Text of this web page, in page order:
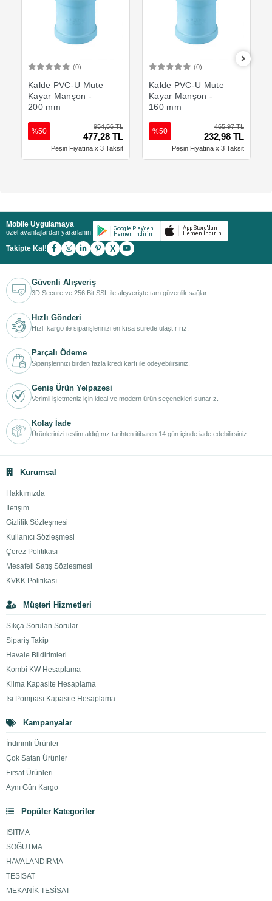
(0)
Kalde PVC-U Mute
Kayar Manşon -
200 mm
954,56 TL
477,28 TL
%50
Peşin Fiyatına x 3 Taksit
(0)
Kalde PVC-U Mute
Kayar Manşon -
160 mm
465,97 TL
232,98 TL
%50
Peşin Fiyatına x 3 Taksit
Mobile Uygulamaya
özel avantajlardan yararlanın!
Takipte Kal! X
Güvenli Alışveriş
3D Secure ve 256 Bit SSL ile alışverişte tam güvenlik sağlar.
Hızlı Gönderi
Hızlı kargo ile siparişlerinizi en kısa sürede ulaştırırız.
Parçalı Ödeme
Siparişlerinizi birden fazla kredi kartı ile ödeyebilirsiniz.
Geniş Ürün Yelpazesi
Verimli işletmeniz için ideal ve modern ürün seçenekleri sunarız.
Kolay İade
Ürünlerinizi teslim aldığınız tarihten itibaren 14 gün içinde iade edebilirsiniz.
Kurumsal
Hakkımızda
İletişim
Gizlilik Sözleşmesi
Kullanıcı Sözleşmesi
Çerez Politikası
Mesafeli Satış Sözleşmesi
KVKK Politikası
Müşteri Hizmetleri
Sıkça Sorulan Sorular
Sipariş Takip
Havale Bildirimleri
Kombi KW Hesaplama
Klima Kapasite Hesaplama
Isı Pompası Kapasite Hesaplama
Kampanyalar
İndirimli Ürünler
Çok Satan Ürünler
Fırsat Ürünleri
Aynı Gün Kargo
Popüler Kategoriler
ISITMA
SOĞUTMA
HAVALANDIRMA
TESİSAT
MEKANİK TESİSAT